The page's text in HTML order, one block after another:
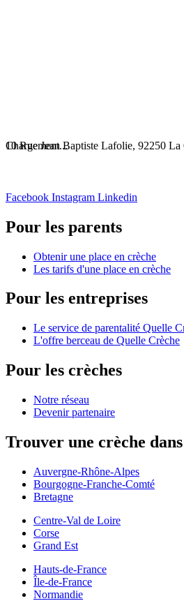
Chargement...
10 Rue Jean Baptiste Lafolie, 92250 La
Facebook Instagram Linkedin
Pour les parents
Obtenir une place en crèche
Les tarifs d'une place en crèche
Pour les entreprises
Le service de parentalité Quelle
L'offre berceau de Quelle Crèche
Pour les crèches
Notre réseau
Devenir partenaire
Trouver une crèche
Auvergne-Rhône-Alpes
Bourgogne-Franche-Comté
Bretagne
Centre-Val de Loire
Corse
Grand Est
Hauts-de-France
Île-de-France
Normandie